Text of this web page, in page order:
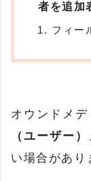
者を追加
フィー
オウンドメデ
（ユーザー）
い場合があり